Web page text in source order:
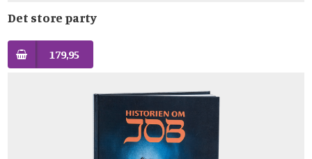
Det store party
179,95